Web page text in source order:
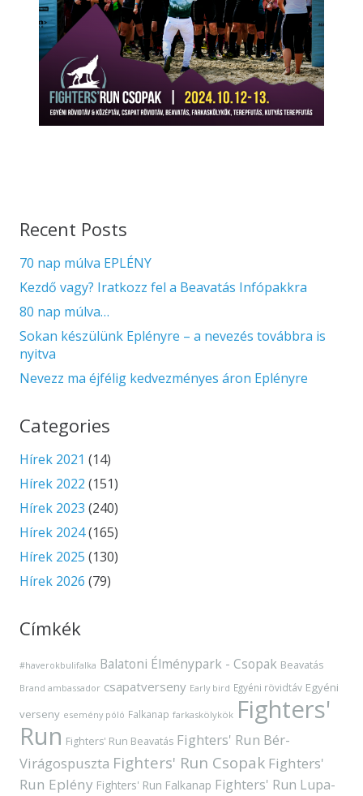
Recent Posts
70 nap múlva EPLÉNY
Kezdő vagy? Iratkozz fel a Beavatás Infópakkra
80 nap múlva…
Sokan készülünk Eplényre – a nevezés továbbra is
nyitva
Nevezz ma éjfélig kedvezményes áron Eplényre
Categories
Hírek 2021 (14)
Hírek 2022 (151)
Hírek 2023 (240)
Hírek 2024(165)
Hírek 2025 (130)
Hírek 2026 (79)
Címkék
#haverokbulifalka Balatoni Élménypark - Csopak Beavatás
Brand ambassador csapatverseny Early bird Egyéni rövidtáv Egyéni
verseny esemény póló Falkanap farkaskölykök Fighters'
Run Fighters' Run Beavatás Fighters' Run Bér-
Virágospuszta Fighters' Run Csopak Fighters'
Run Eplény Fighters' Run Falkanap Fighters' Run Lupa-